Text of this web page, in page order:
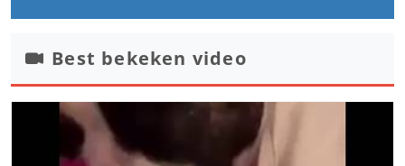
Best bekeken video